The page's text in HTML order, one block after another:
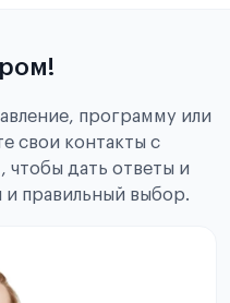
программу или
свои контакты с
дать ответы и
и правильный выбор.